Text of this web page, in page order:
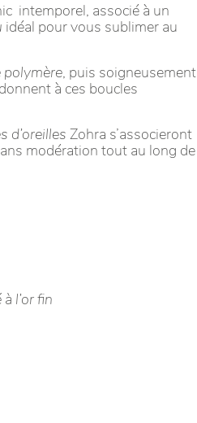
intemporel, associé à un
idéal pour vous sublimer au
polymère, puis soigneusement
à ces boucles
d’oreilles Zohra s’associeront
modération tout au long de
l’or fin